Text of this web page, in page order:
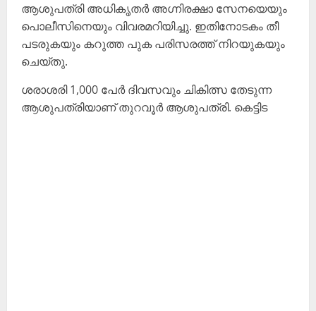
ആശുപത്രി അധികൃതർ അഗ്നിരക്ഷാ സേനയെയും
പൊലീസിനെയും വിവരമറിയിച്ചു. ഇതിനോടകം തീ
പടരുകയും കറുത്ത പുക പരിസരത്ത് നിറയുകയും
ചെയ്തു.
ശരാശരി 1,000 പേർ ദിവസവും ചികിത്സ തേടുന്ന
ആശുപത്രിയാണ് തുറവൂർ ആശുപത്രി. കെട്ടിട